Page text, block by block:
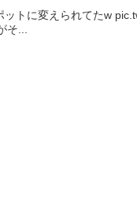
ットに変えられてたw
...